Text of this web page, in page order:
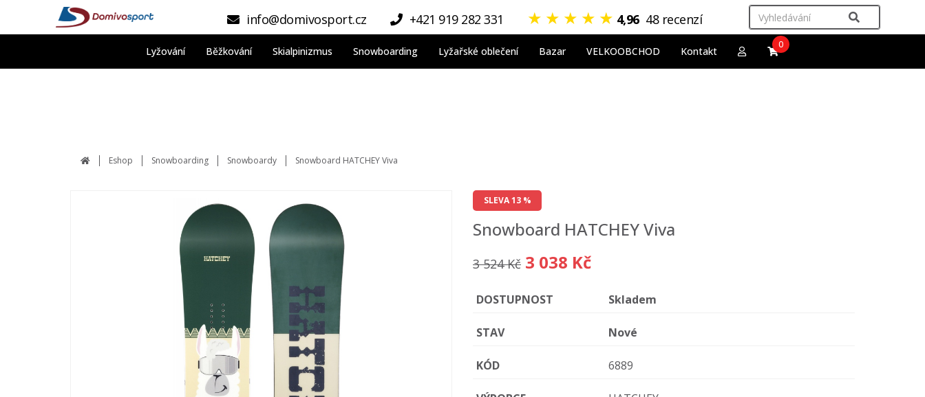
info@domivosport.cz +421 919 282 331 ★ ★ ★ ★ ★ 4,96 48 recenzí
Lyžování Běžkování Skialpinizmus Snowboarding Lyžařské oblečení Bazar VELKOOBCHOD Kontakt
0
Eshop Snowboarding Snowboardy Snowboard HATCHEY Viva
SLEVA 13 %
Snowboard HATCHEY Viva
3 524 Kč 3 038 Kč
DOSTUPNOST Skladem
STAV Nové
KÓD 6889